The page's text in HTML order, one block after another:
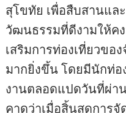
สุโขทัย เพื่อสืบสานแ
วัฒนธรรมที่ดีงามให้ค
เสริมการท่องเที่ยวขอ
มากยิ่งขึ้น โดยมีนักท่อ
งานตลอดแปดวันที่ผ่า
คาดว่าเมื่อสิ้นสุดการ